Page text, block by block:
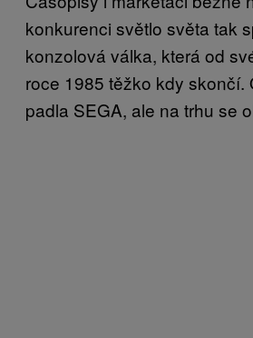
konkurenci světlo světa tak
konzolová válka, která od
roce 1985 těžko kdy skončí.
padla SEGA, ale na trhu se